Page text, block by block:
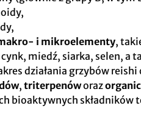
i mikroelementy,
miedź, siarka, selen, a
działania grzybów
, triterpenóworaz
bioaktywnych składników